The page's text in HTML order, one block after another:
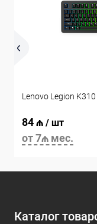
Lenovo Legion
84 ₼ / шт
от 7₼ мес.
Каталог